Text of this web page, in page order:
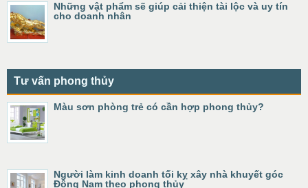
Những vật phẩm sẽ giúp cải thiện tài lộc và uy tín
cho doanh nhân
Tư vấn phong thủy
Màu sơn phòng trẻ có cần hợp phong thủy?
Người làm kinh doanh tối kỵ xây nhà khuyết góc
Đông Nam theo phong thủy